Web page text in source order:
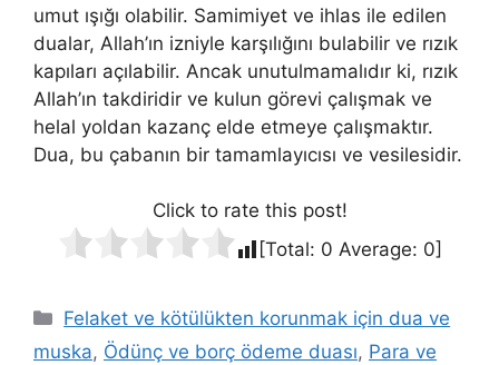
umut ışığı olabilir. Samimiyet ve ihlas ile edilen
dualar, Allah’ın izniyle karşılığını bulabilir ve rızık
kapıları açılabilir. Ancak unutulmamalıdır ki, rızık
Allah’ın takdiridir ve kulun görevi çalışmak ve
helal yoldan kazanç elde etmeye çalışmaktır.
Dua, bu çabanın bir tamamlayıcısı ve vesilesidir.
Click to rate this post!
[Total: 0 Average: 0]
Felaket ve kötülükten korunmak için dua ve
muska, Ödünç ve borç ödeme duası, Para ve